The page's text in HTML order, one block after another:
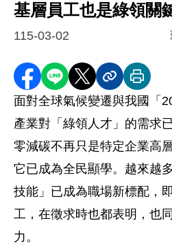
基層員工也是綠領關
115-03-02
分享至 Facebook
分享到 LINE
分享到 X分享內容連
列印本
面對全球氣候變遷與我國「
產業對「綠領人才」的需求
零減碳不再只是特定企業高
它已成為全民顯學。越來越
技能」已成為職場新標配，
工，在徵求時也都表明，也
力。